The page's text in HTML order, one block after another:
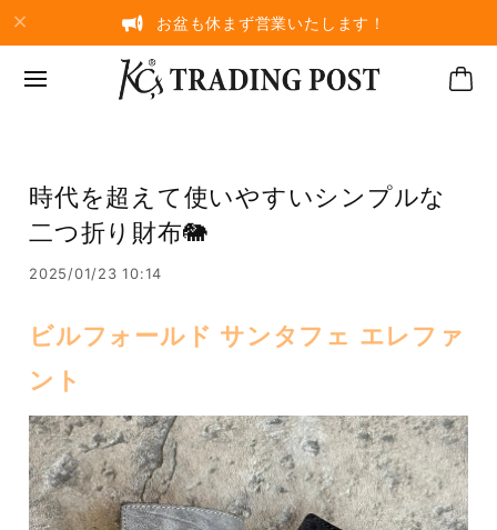
お盆も休まず営業いたします！
時代を超えて使いやすいシンプルな
二つ折り財布🐘
2025/01/23 10:14
ビルフォールド サンタフェ エレファ
ント